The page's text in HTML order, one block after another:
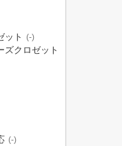
ット (-)
ズクロゼット
(-)